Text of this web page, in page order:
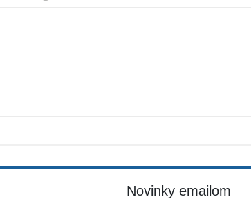
Novinky emailom